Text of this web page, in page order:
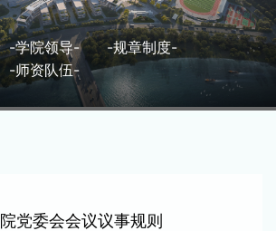
-学院领导-
-规章制度-
-师资队伍-
党委会会议议事规则